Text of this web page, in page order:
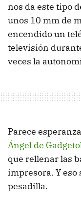
nos da este tipo
unos 10 mm de
encendido un
televisión
veces la
Parece
Ángel de
que rellenar las
impresora. Y
pesadilla.